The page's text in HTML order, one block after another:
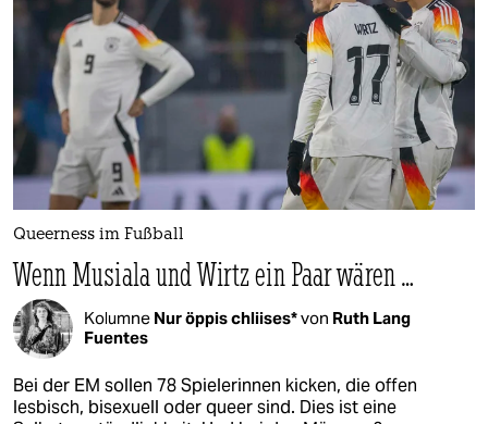
Queerness im Fußball
Wenn Musiala und Wirtz ein Paar wären …
Kolumne Nur öppis chliises*von Ruth Lang
Fuentes
Bei der EM sollen 78 Spielerinnen kicken, die offen
lesbisch, bisexuell oder queer sind. Dies ist eine